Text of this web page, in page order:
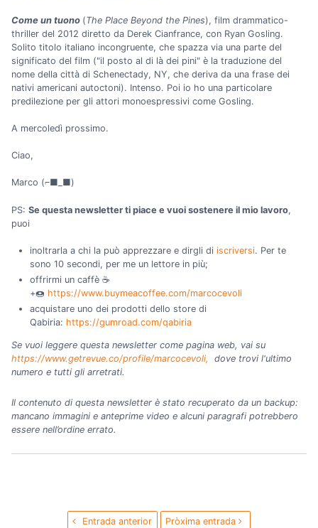
Come un tuono (The Place Beyond the Pines), film drammatico-
thriller del 2012 diretto da Derek Cianfrance, con Ryan Gosling.
Solito titolo italiano incongruente, che spazza via una parte del
significato del film ("il posto al di là dei pini" è la traduzione del
nome della città di Schenectady, NY, che deriva da una frase dei
nativi americani autoctoni). Intenso. Poi io ho una particolare
predilezione per gli attori monoespressivi come Gosling.
A mercoledì prossimo.
Ciao,
Marco (⌐■_■)
PS: Se questa newsletter ti piace e vuoi sostenere il mio lavoro,
puoi
inoltrarla a chi la può apprezzare e dirgli di iscriversi. Per te
sono 10 secondi, per me un lettore in più;
offrirmi un caffè ☕
+🍩 https://www.buymeacoffee.com/marcocevoli
acquistare uno dei prodotti dello store di
Qabiria: https://gumroad.com/qabiria
Se vuoi leggere questa newsletter come pagina web, vai su
https://www.getrevue.co/profile/marcocevoli,
dove trovi l'ultimo
numero e tutti gli arretrati.
Il contenuto di questa newsletter è stato recuperato da un backup:
mancano immagini e anteprime video e alcuni paragrafi potrebbero
essere nell’ordine errato.
Entrada anterior Pròxima entrada